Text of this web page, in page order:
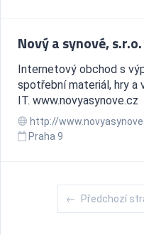
Nový a synové,
Internetový obchod s
spotřební materiál, hry
IT. www.novyasynove.cz
http://
Praha 9
← Předchozí